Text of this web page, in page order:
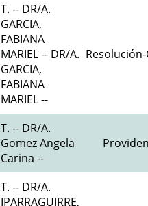
T. -- DR/A.
GARCIA,
FABIANA
MARIEL -- DR/A.
GARCIA,
FABIANA
MARIEL --
T. -- DR/A.
Gomez Angela
Carina --
T. -- DR/A.
IPARRAGUIRRE,